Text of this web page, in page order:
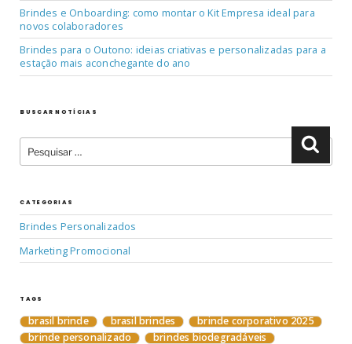
Brindes e Onboarding: como montar o Kit Empresa ideal para
novos colaboradores
Brindes para o Outono: ideias criativas e personalizadas para a
estação mais aconchegante do ano
BUSCAR NOTÍCIAS
CATEGORIAS
Brindes Personalizados
Marketing Promocional
TAGS
brasil brinde brasil brindes
brinde corporativo 2025
brinde personalizado
brindes biodegradáveis